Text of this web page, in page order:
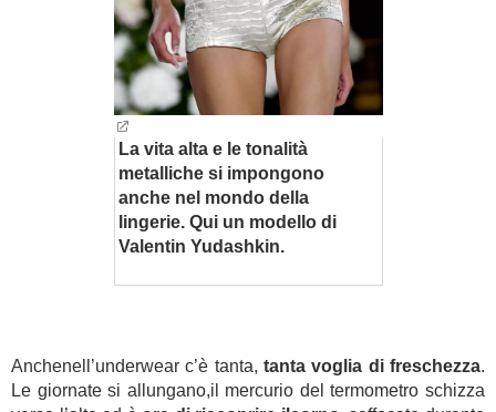
La vita alta e le tonalità
metalliche si impongono
anche nel mondo della
lingerie. Qui un modello di
Valentin Yudashkin.
Anchenell’underwear c’è tanta, tanta voglia di freschezza.
Le giornate si allungano,il mercurio del termometro schizza